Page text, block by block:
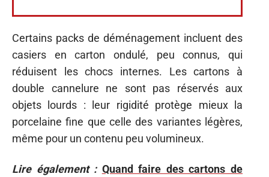
Certains packs de déménagement incluent des
casiers en carton ondulé, peu connus, qui
réduisent les chocs internes. Les cartons à
double cannelure ne sont pas réservés aux
objets lourds : leur rigidité protège mieux la
porcelaine fine que celle des variantes légères,
même pour un contenu peu volumineux.
Lire également : Quand faire des cartons de